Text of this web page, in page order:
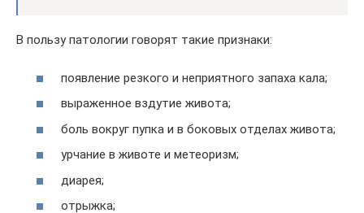
В пользу патологии говорят такие признаки:
появление резкого и неприятного запаха кала;
выраженное вздутие живота;
боль вокруг пупка и в боковых отделах живота;
урчание в животе и метеоризм;
диарея;
отрыжка;